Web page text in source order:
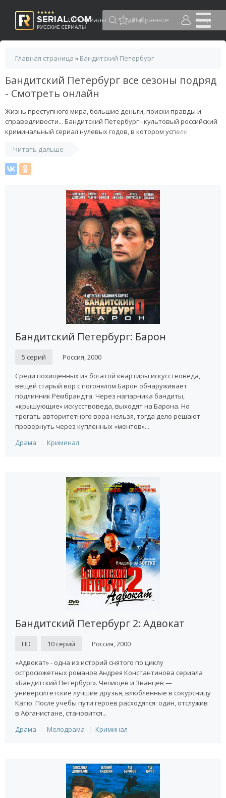
HD сериалы Избранное Вход
Главная страница » Бандитский Петербург
Бандитский Петербург все сезоны подряд
- Смотреть онлайн
Жизнь преступного мира, большие деньги, поиски правды и
справедливости... Бандитский Петербург - культовый российский
криминальный сериал нулевых годов, в котором успели
Домогаров, Дмитрий Певцов, Игорь Лифанов, Алексей
Серебряков, Евгений Сидихин. За четыре года (с 2000 по 2003)
было отснято 4 сезона продолжительностью в 30 серий.
Антибиотика, прозванного так своими "смотрящего" по Питеру, в
миру Виктора Павловича Говорова, задевая самых разных людей
Смотреть все сезоны популярной киноленты про бандитов
онлайн. Все серии доступны на Рсериал подряд в хорошем
Читать дальше
Бандитский Петербург: Барон
5 серий Россия, 2000
Среди похищенных из богатой квартиры искусствоведа,
вещей старый вор с погонялом Барон обнаруживает
подлинник Рембрандта. Через напарника бандиты,
«крышующие» искусствоведа, выходят на Барона. Но
трогать авторитетного вора нельзя, тогда дело решают
провернуть через купленных «ментов»...
Драма
Криминал
Бандитский Петербург 2: Адвокат
HD 10 серий Россия, 2000
«Адвокат» - одна из историй снятого по циклу
остросюжетных романов Андрея Константинова сериала
«Бандитский Петербург». Челищев и Званцев —
университетские лучшие друзья, влюбленные в сокурсницу
Катю. После учебы пути героев расходятся: один, отслужив
в Афганистане, становится...
Драма
Мелодрама Криминал